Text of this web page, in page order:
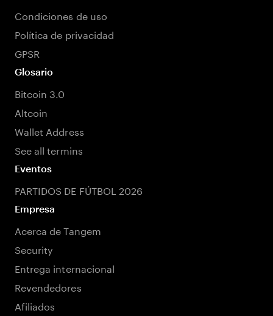
Condiciones de uso
Política de privacidad
GPSR
Glosario
Bitcoin 3.0
Altcoin
Wallet Address
See all termins
Eventos
PARTIDOS DE FÚTBOL 2026
Empresa
Acerca de Tangem
Security
Entrega internacional
Revendedores
Afiliados